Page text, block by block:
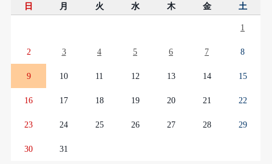
日 月 火 水 木 金 土
1
2 3 4 5 6 7 8
9 10 11 12 13 14 15
16 17 18 19 20 21 22
23 24 25 26 27 28 29
30 31